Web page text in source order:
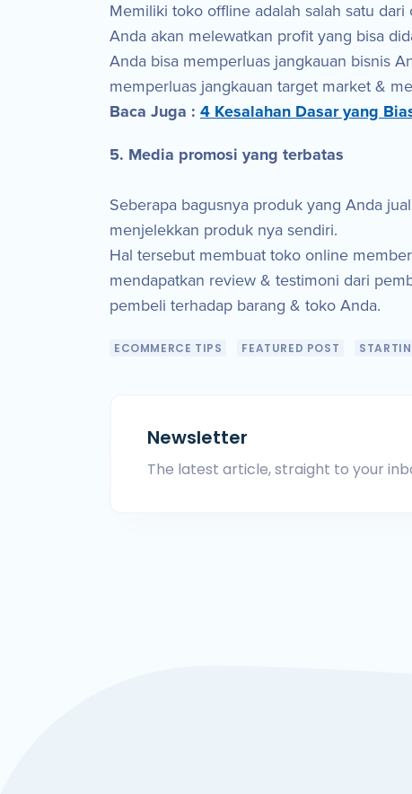
Memiliki toko offline adalah salah satu
Anda akan melewatkan profit yang bisa
Anda bisa memperluas jangkauan bisnis
memperluas jangkauan target market &
Baca Juga : 4 Kesalahan Dasar yang
5. Media promosi yang terbatas
Seberapa bagusnya produk yang Anda
menjelekkan produk nya sendiri.
Hal tersebut membuat toko online
mendapatkan review & testimoni dari
pembeli terhadap barang & toko Anda.
ECOMMERCE TIPS FEATURED POST
Newsletter
The latest article, straight to your